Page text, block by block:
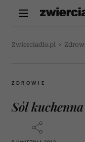
Zwierciadlo.pl >
ZDROWIE
Sól kuchenna